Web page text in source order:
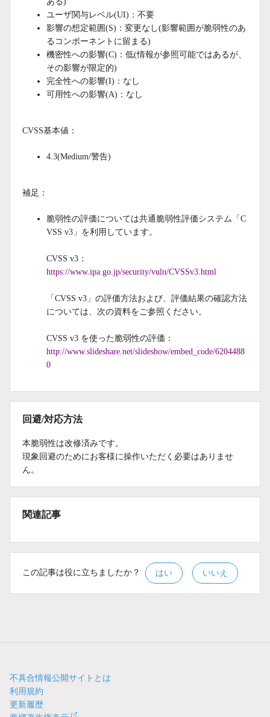
ユーザ関与レベル(UI)：不要
影響の想定範囲(S)：変更なし(影響範囲が脆弱性のあ
るコンポーネントに留まる)
機密性への影響(C)：低(情報が参照可能ではあるが、
その影響が限定的)
完全性への影響(I)：なし
可用性への影響(A)：なし
CVSS基本値：
4.3(Medium/警告)
補足：
脆弱性の評価については共通脆弱性評価システム「C
VSS v3」を利用しています。
CVSS v3：
https://www.ipa.go.jp/security/vuln/CVSSv3.html
「CVSS v3」の評価方法および、評価結果の確認方法
については、次の資料をご参照ください。
CVSS v3 を使った脆弱性の評価：
http://www.slideshare.net/slideshow/embed_code/6204488
0
回避/対応方法
本脆弱性は改修済みです。
現象回避のためにお客様に操作いただく必要はありませ
ん。
関連記事
この記事は役に立ちましたか？ はい いいえ
不具合情報公開サイトとは
利用規約
更新履歴